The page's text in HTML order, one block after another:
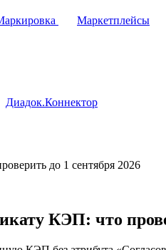
Маркетплейсы
Диадок.Коннектор
до 1 сентября 2026
КЭП: что